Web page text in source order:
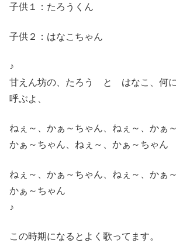
子供１：たろうくん
子供２：はなこちゃん
♪
甘えん坊の、たろう と はなこ、何
呼ぶよ、
ねぇ～、かぁ～ちゃん、ねぇ～、かぁ
かぁ～ちゃん、ねぇ～、かぁ～ちゃん
ねぇ～、かぁ～ちゃん、ねぇ～、かぁ
かぁ～ちゃん
♪
この時期になるとよく歌ってます。